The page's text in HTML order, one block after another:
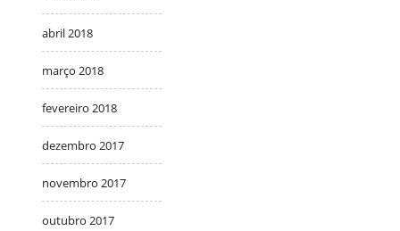
abril 2018
março 2018
fevereiro 2018
dezembro 2017
novembro 2017
outubro 2017